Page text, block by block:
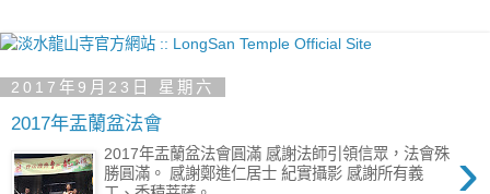
2017年9月23日 星期六
2017年盂蘭盆法會
›
2017年盂蘭盆法會圓滿 感謝法師引領信眾，法會殊
勝圓滿。 感謝鄭進仁居士 紀實攝影 感謝所有義